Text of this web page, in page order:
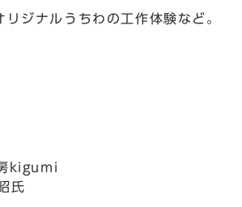
ジナルうちわの工作体験など。
kigumi
氏